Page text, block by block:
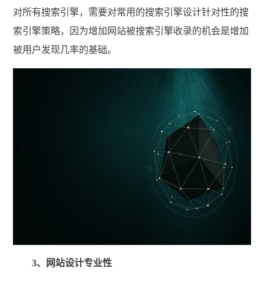
对所有搜索引擎，需要对常用的搜索引擎设计针对性的搜
索引擎策略，因为增加网站被搜索引擎收录的机会是增加
被用户发现几率的基础。
3、网站设计专业性